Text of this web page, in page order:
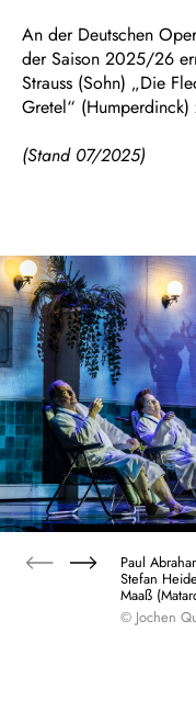
An der Deutschen
der Saison 2025/26
Strauss (Sohn) „Die
Gretel“ (Humperdinck)
(Stand 07/2025)
Paul
Stefan
Maaß
© Jochen